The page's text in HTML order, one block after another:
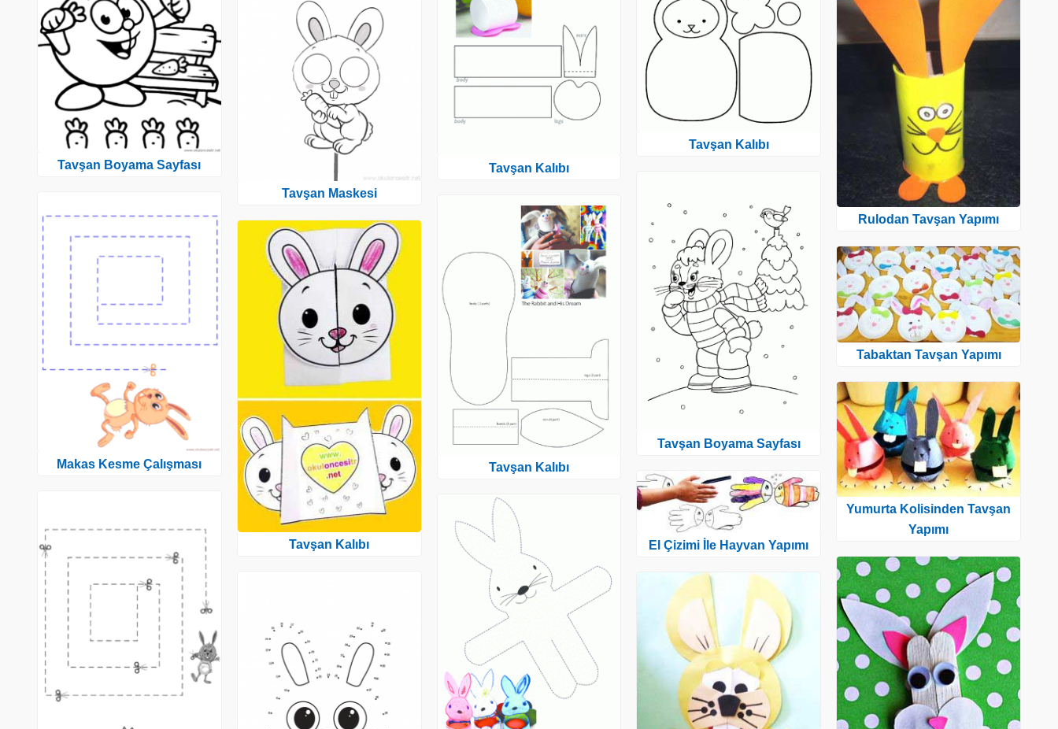
Tavşan Boyama Sayfası
Makas Kesme Çalışması
Tavşan Maskesi
Tavşan Kalıbı
Tavşan Kalıbı
Tavşan Kalıbı
Tavşan Kalıbı
Tavşan Boyama Sayfası
El Çizimi İle Hayvan Yapımı
Rulodan Tavşan Yapımı
Tabaktan Tavşan Yapımı
Yumurta Kolisinden Tavşan
Yapımı